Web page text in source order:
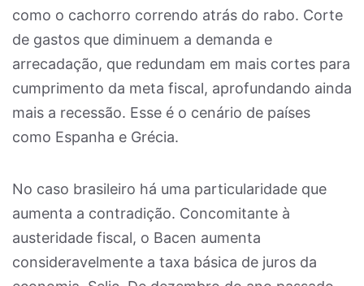
como o cachorro correndo atrás do rabo. Corte
de gastos que diminuem a demanda e
arrecadação, que redundam em mais cortes para
cumprimento da meta fiscal, aprofundando ainda
mais a recessão. Esse é o cenário de países
como Espanha e Grécia.
No caso brasileiro há uma particularidade que
aumenta a contradição. Concomitante à
austeridade fiscal, o Bacen aumenta
consideravelmente a taxa básica de juros da